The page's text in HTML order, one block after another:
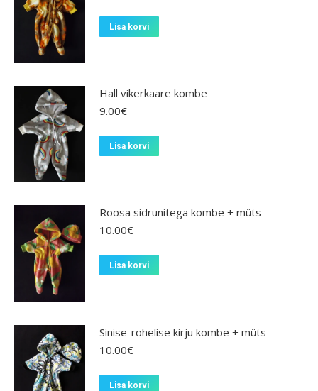
Lisa korvi
Hall vikerkaare kombe
9.00€
Lisa korvi
Roosa sidrunitega kombe + müts
10.00€
Lisa korvi
Sinise-rohelise kirju kombe + müts
10.00€
Lisa korvi